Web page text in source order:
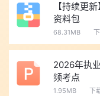
【持续更
资料包
68.31MB
2026年执
频考点
1.95MB 下